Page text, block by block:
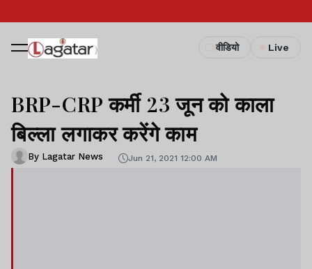
वीडियो Live
BRP-CRP कर्मी 23 जून को काला
बिल्ला लगाकर करेंगे काम
By Lagatar News Jun 21, 2021 12:00 AM